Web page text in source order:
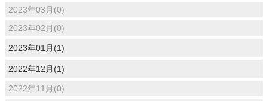
2023年03月(0)
2023年02月(0)
2023年01月(1)
2022年12月(1)
2022年11月(0)